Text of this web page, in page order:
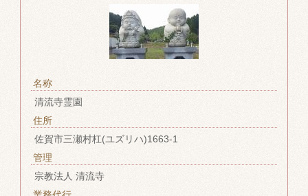
名称
清流寺霊園
住所
佐賀市三瀬村杠(ユズリハ)1663-1
管理
宗教法人 清流寺